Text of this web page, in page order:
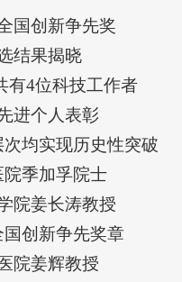
国创新争先奖
结果揭晓
有4位科技工作者
进个人表彰
均实现历史性突破
院季加孚院士
院姜长涛教授
国创新争先奖章
院姜辉教授